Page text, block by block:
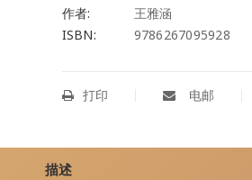
作者:
王雅涵
ISBN:
9786267095928
打印 电邮
描述